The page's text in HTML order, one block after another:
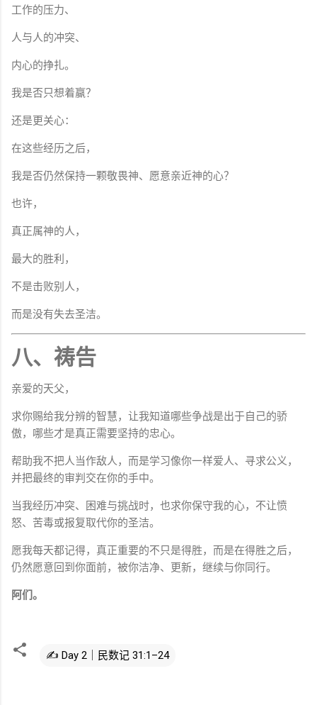
工作的压力、
人与人的冲突、
内心的挣扎。
我是否只想着赢？
还是更关心：
在这些经历之后，
我是否仍然保持一颗敬畏神、愿意亲近神的心？
也许，
真正属神的人，
最大的胜利，
不是击败别人，
而是没有失去圣洁。
八、祷告
亲爱的天父，
求你赐给我分辨的智慧，让我知道哪些争战是出于自己的骄
傲，哪些才是真正需要坚持的忠心。
帮助我不把人当作敌人，而是学习像你一样爱人、寻求公义，
并把最终的审判交在你的手中。
当我经历冲突、困难与挑战时，也求你保守我的心，不让愤
怒、苦毒或报复取代你的圣洁。
愿我每天都记得，真正重要的不只是得胜，而是在得胜之后，
仍然愿意回到你面前，被你洁净、更新，继续与你同行。
阿们。
✍️ Day 2｜民数记 31:1–24